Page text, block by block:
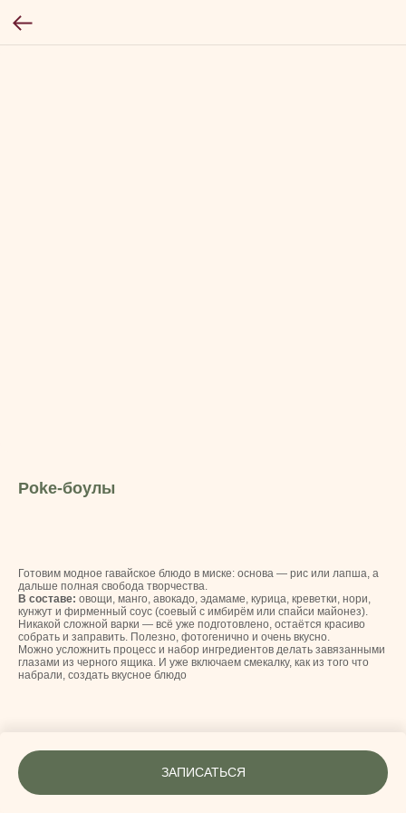
Poke-боулы
ЗАПИСАТЬСЯ
Готовим модное гавайское блюдо в миске: основа — рис или лапша, а
дальше полная свобода творчества.
В составе: овощи, манго, авокадо, эдамаме, курица, креветки, нори,
кунжут и фирменный соус (соевый с имбирём или спайси майонез).
Никакой сложной варки — всё уже подготовлено, остаётся красиво
собрать и заправить. Полезно, фотогенично и очень вкусно.
Можно усложнить процесс и набор ингредиентов делать завязанными
глазами из черного ящика. И уже включаем смекалку, как из того что
набрали, создать вкусное блюдо